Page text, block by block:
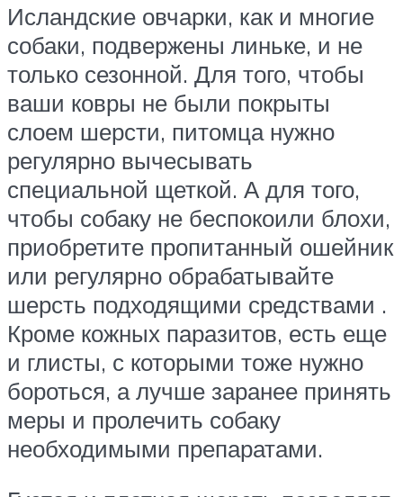
Исландские овчарки, как и многие
собаки, подвержены линьке, и не
только сезонной. Для того, чтобы
ваши ковры не были покрыты
слоем шерсти, питомца нужно
регулярно вычесывать
специальной щеткой. А для того,
чтобы собаку не беспокоили блохи,
приобретите пропитанный ошейник
или регулярно обрабатывайте
шерсть подходящими средствами .
Кроме кожных паразитов, есть еще
и глисты, с которыми тоже нужно
бороться, а лучше заранее принять
меры и пролечить собаку
необходимыми препаратами.